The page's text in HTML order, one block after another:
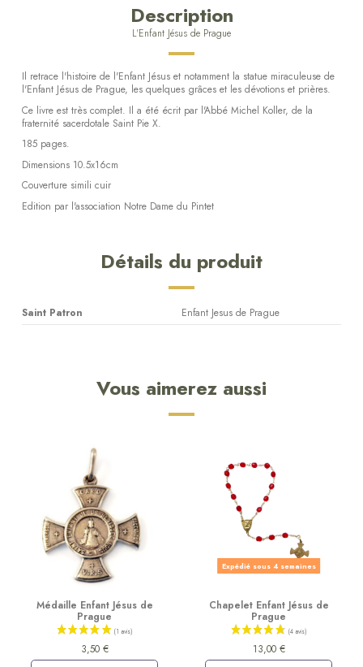
Description
L'Enfant Jésus de Prague
Il retrace l'histoire de l'Enfant Jésus et notamment la statue miraculeuse de
l'Enfant Jésus de Prague, les quelques grâces et les dévotions et prières.
Ce livre est très complet. Il a été écrit par l'Abbé Michel Koller, de la
fraternité sacerdotale Saint Pie X.
185 pages.
Dimensions 10.5x16cm
Couverture simili cuir
Edition par l'association Notre Dame du Pintet
Détails du produit
Saint Patron Enfant Jesus de Prague
Vous aimerez aussi
Médaille Enfant Jésus de
Prague
3,50 €
Expédié sous 4 semaines
Chapelet Enfant Jésus de
Prague
13,00 €